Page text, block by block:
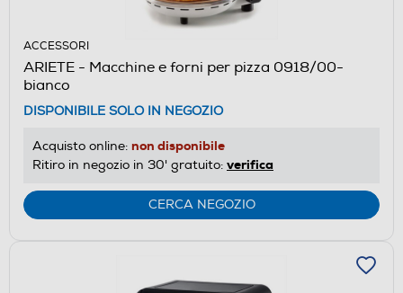
ACCESSORI
ARIETE - Macchine e forni per pizza 0918/00-
bianco
DISPONIBILE SOLO IN NEGOZIO
Acquisto online: non disponibile
Ritiro in negozio in 30' gratuito: verifica
CERCA NEGOZIO